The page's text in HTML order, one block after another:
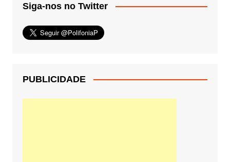
Siga-nos no Twitter
PUBLICIDADE